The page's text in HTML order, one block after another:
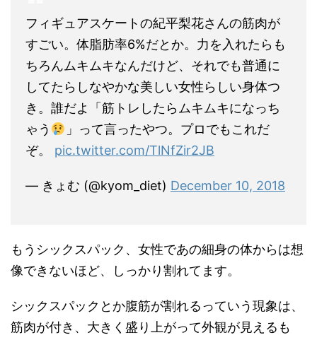
フィギュアスケートの紀平梨花さんの筋肉が
すごい。体脂肪率6%だとか。力を入れたらも
ちろんムキムキなんだけど、それでも普通に
してたらしなやかな美しい女性らしい身体つ
き。誰だよ「筋トレしたらムキムキになっち
ゃう
」って言ったやつ。プロでもこれだ
ぞ。 pic.twitter.com/TlNfZir2JB
— きょむ (@kyom_diet) December 10, 2018
もうシックスパック、女性であの細身の体からは想
像できないほど、しっかり割れてます。
シックスパックとか腹筋が割れるっていう現象は、
筋肉が付き、大きく盛り上がって外観が見えるも